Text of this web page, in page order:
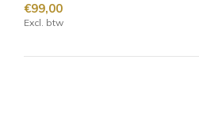
€99,00
Excl. btw